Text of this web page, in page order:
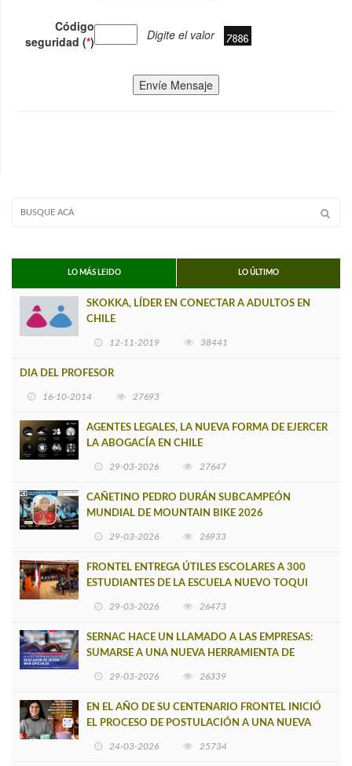
Código
seguridad (*) Digite el valor
Envíe Mensaje
LO MÁS LEIDO LO ÚLTIMO
SKOKKA, LÍDER EN CONECTAR A ADULTOS EN
CHILE
12-11-2019 38441
DIA DEL PROFESOR
16-10-2014 27693
AGENTES LEGALES, LA NUEVA FORMA DE EJERCER
LA ABOGACÍA EN CHILE
29-03-2026 27647
CAÑETINO PEDRO DURÁN SUBCAMPEÓN
MUNDIAL DE MOUNTAIN BIKE 2026
29-03-2026 26933
FRONTEL ENTREGA ÚTILES ESCOLARES A 300
ESTUDIANTES DE LA ESCUELA NUEVO TOQUI
29-03-2026 26473
SERNAC HACE UN LLAMADO A LAS EMPRESAS:
SUMARSE A UNA NUEVA HERRAMIENTA DE
29-03-2026 26339
EN EL AÑO DE SU CENTENARIO FRONTEL INICIÓ
EL PROCESO DE POSTULACIÓN A UNA NUEVA
24-03-2026 25734